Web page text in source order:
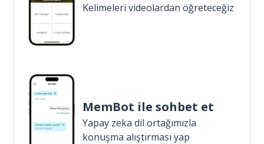
Kelimeleri videolardan öğreteceğiz
MemBot ile sohbet et
Yapay zeka dil ortağımızla
konuşma alıştırması yap